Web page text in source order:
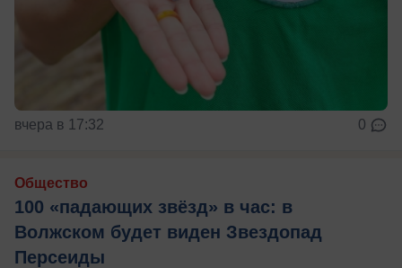
вчера в 17:32 0
Общество
100 «падающих звёзд» в час: в
Волжском будет виден Звездопад
Персеиды